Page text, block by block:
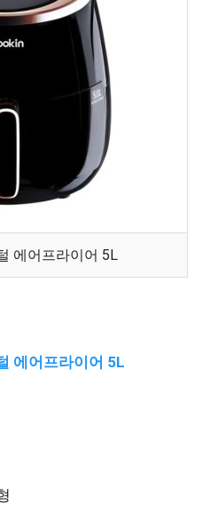
에어프라이어 5L
에어프라이어 5L